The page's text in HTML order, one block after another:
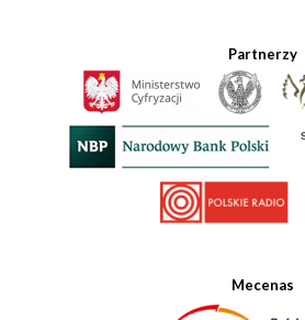
Partnerzy
Mecenas